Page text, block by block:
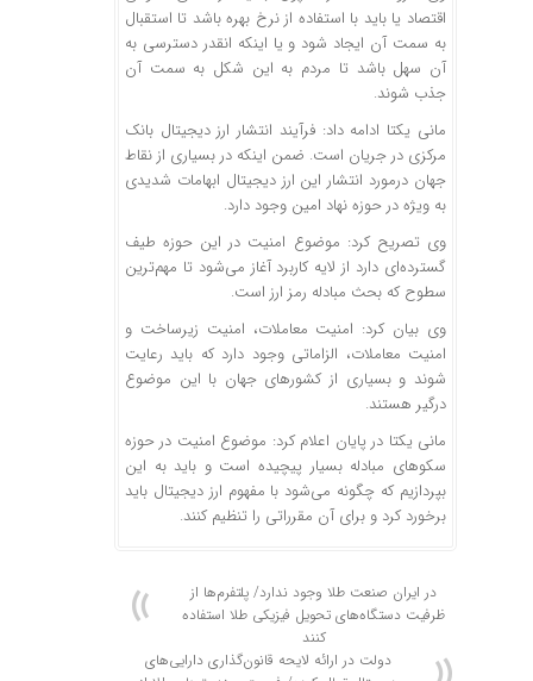
اقتصاد یا باید با استفاده از نرخ بهره باشد تا استقبال
به سمت آن ایجاد شود و یا اینکه انقدر دسترسی به
آن سهل باشد تا مردم به این شکل به سمت آن
جذب شوند.
مانی یکتا ادامه داد: فرآیند انتشار ارز دیجیتال بانک
مرکزی در جریان است. ضمن اینکه در بسیاری از نقاط
جهان درمورد انتشار این ارز دیجیتال ابهامات شدیدی
به ویژه در حوزه نهاد امین وجود دارد.
وی تصریح کرد: موضوع امنیت در این حوزه طیف
گسترده‌ای دارد از لایه کاربرد آغاز می‌شود تا مهم‌ترین
سطوح که بحث مبادله رمز ارز است.
وی بیان کرد: امنیت معاملات، امنیت زیرساخت و
امنیت معاملات، الزاماتی وجود دارد که باید رعایت
شوند و بسیاری از کشورهای جهان با این موضوع
درگیر هستند.
مانی یکتا در پایان اعلام کرد: موضوع امنیت در حوزه
سکوهای مبادله بسیار پیچیده است و باید به این
بپردازیم که چگونه می‌شود با مفهوم ارز دیجیتال باید
برخورد کرد و برای آن مقرراتی را تنظیم کنند.
در ایران صنعت طلا وجود ندارد/ پلتفرم‌ها از
ظرفیت دستگاه‌های تحویل فیزیکی طلا استفاده
کنند
دولت در ارائه لایحه قانون‌گذاری دارایی‌های